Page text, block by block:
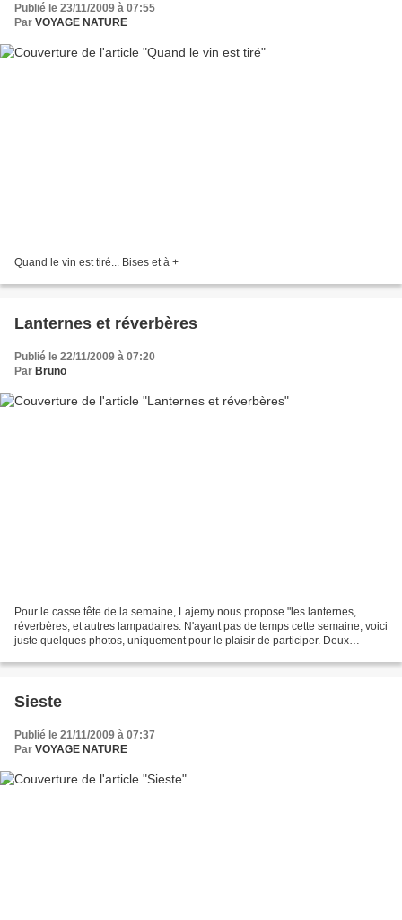
Publié le 23/11/2009 à 07:55
Par VOYAGE NATURE
Quand le vin est tiré... Bises et à +
Lanternes et réverbères
Publié le 22/11/2009 à 07:20
Par Bruno
Pour le casse tête de la semaine, Lajemy nous propose "les lanternes,
réverbères, et autres lampadaires. N'ayant pas de temps cette semaine, voici
juste quelques photos, uniquement pour le plaisir de participer. Deux
Sieste
Publié le 21/11/2009 à 07:37
Par VOYAGE NATURE